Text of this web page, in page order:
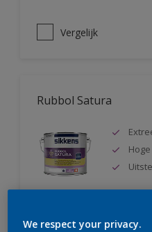
Vergelijk
Rubbol Satura
We respect your privacy.